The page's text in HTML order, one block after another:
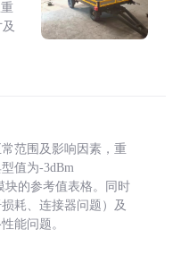
范围及影响因素，重
值为-3dBm
块的参考值表格。同时
耗、连接器问题）及
能问题。